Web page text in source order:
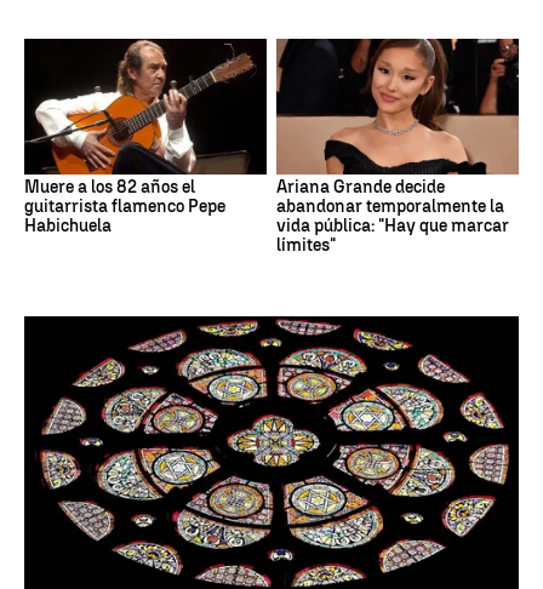
Muere a los 82 años el
guitarrista flamenco Pepe
Habichuela
Ariana Grande decide
abandonar temporalmente la
vida pública: "Hay que marcar
límites"